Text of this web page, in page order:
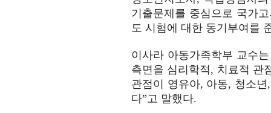
기출문제를 중심으로 국가
도 시험에 대한 동기부여를
이사라 아동가족학부 교수
측면을 심리학적, 치료적 관
관점이 영유아, 아동, 청소
다”고 말했다.